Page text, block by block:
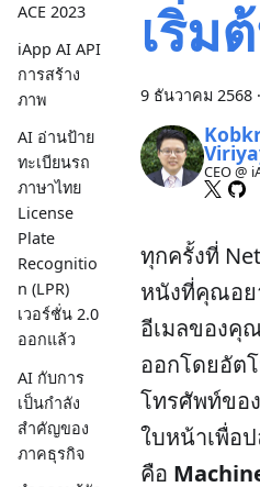
ACE 2023
iApp AI API
การสร้าง
ภาพ
AI อ่านป้าย
ทะเบียนรถ
ภาษาไทย
License
Plate
Recognitio
n (LPR)
เวอร์ชั่น 2.0
ออกแล้ว
AI กับการ
เป็นกำลัง
สำคัญของ
ภาคธุรกิจ
เริ่ม
9 ธันวาคม 2568 ·
CEO @
ทุกครั้งที่
หนังที่คุณอย
อีเมลของคุ
ออกโดยอัต
โทรศัพท์ขอ
ใบหน้าเพื่อ
คือ